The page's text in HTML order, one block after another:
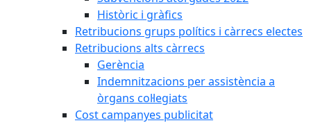
Històric i gràfics
Retribucions grups polítics i càrrecs electes
Retribucions alts càrrecs
Gerència
Indemnitzacions per assistència a
òrgans col·legiats
Cost campanyes publicitat